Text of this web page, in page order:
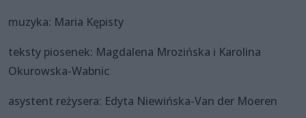
muzyka: Maria Kępisty
teksty piosenek: Magdalena Mrozińska i Karolina
Okurowska-Wabnic
asystent reżysera: Edyta Niewińska-Van der Moeren